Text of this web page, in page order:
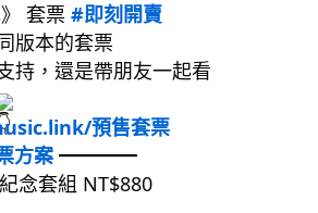
套票 #即刻開賣
版本的套票
持，還是帶朋友一起看
預售套票
方案 ━━━━
念套組 NT$880